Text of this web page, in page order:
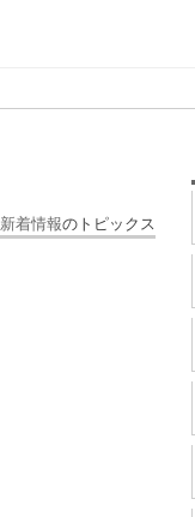
新着情報のトピックス